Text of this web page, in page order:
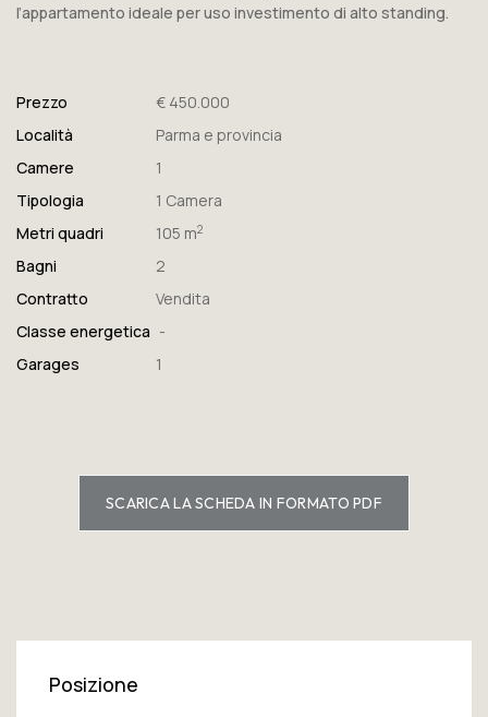
l’appartamento ideale per uso investimento di alto standing.
Prezzo
€ 450.000
Località
Parma e provincia
Camere
1
Tipologia
1 Camera
Metri quadri
105 m2
Bagni
2
Contratto
Vendita
Classe energetica -
Garages
1
SCARICA LA SCHEDA IN FORMATO PDF
Posizione